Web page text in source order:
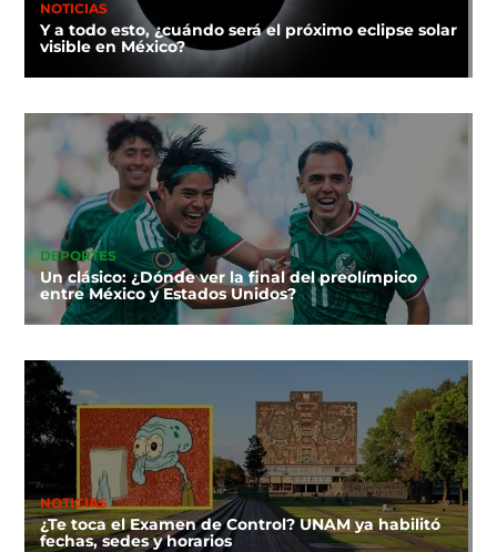
NOTICIAS
Y a todo esto, ¿cuándo será el próximo eclipse solar
visible en México?
DEPORTES
Un clásico: ¿Dónde ver la final del preolímpico
entre México y Estados Unidos?
NOTICIAS
¿Te toca el Examen de Control? UNAM ya habilitó
fechas, sedes y horarios